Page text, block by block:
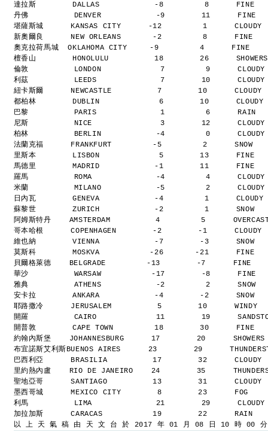
達拉斯        DALLAS            -8         8      FINE
丹佛          DENVER            -9        11      FINE
堪薩斯城      KANSAS CITY      -12         1
新奧爾良      NEW ORLEANS       -2         8      FINE
奧克拉荷馬城  OKLAHOMA CITY     -9         4      FINE
檀香山        HONOLULU          18        26
倫敦          LONDON             7         9
利茲          LEEDS              7        10
紐卡斯爾      NEWCASTLE          7        10
都柏林        DUBLIN             6        10
巴黎          PARIS              1         6      RAIN
尼斯          NICE               3        12
柏林          BERLIN            -4         0
法蘭克福      FRANKFURT         -5         2      SNOW
里斯本        LISBON             5        13      FINE
馬德里        MADRID            -1        11      FINE
羅馬          ROMA              -4         4
米蘭          MILANO            -5         2
日內瓦        GENEVA            -4         1
蘇黎世        ZURICH            -2         1      SNOW
阿姆斯特丹    AMSTERDAM          4         5
哥本哈根      COPENHAGEN        -2        -1
維也納        VIENNA            -7        -3      SNOW
莫斯科        MOSKVA           -26       -21      FINE
貝爾格萊德    BELGRADE         -13        -7      FINE
華沙          WARSAW           -17        -8      FINE
雅典          ATHENS            -2         2      SNOW
安卡拉        ANKARA            -4        -2      SNOW
耶路撒冷      JERUSALEM          5        10
開羅          CAIRO             11        19
開普敦        CAPE TOWN         18        30      FINE
約翰內斯堡    JOHANNESBURG      17        20
布宜諾斯艾利斯BUENOS AIRES      23        29
巴西利亞      BRASILIA          17        32
里約熱內盧    RIO DE JANEIRO    24        35
聖地亞哥      SANTIAGO          13        31
墨西哥城      MEXICO CITY        8        23      FOG
利馬          LIMA              21        29
加拉加斯      CARACAS           19        22      RAIN
以 上 天 氣 稿 由 天 文 台 於 2017 年 01 月 08 日 10 時 00